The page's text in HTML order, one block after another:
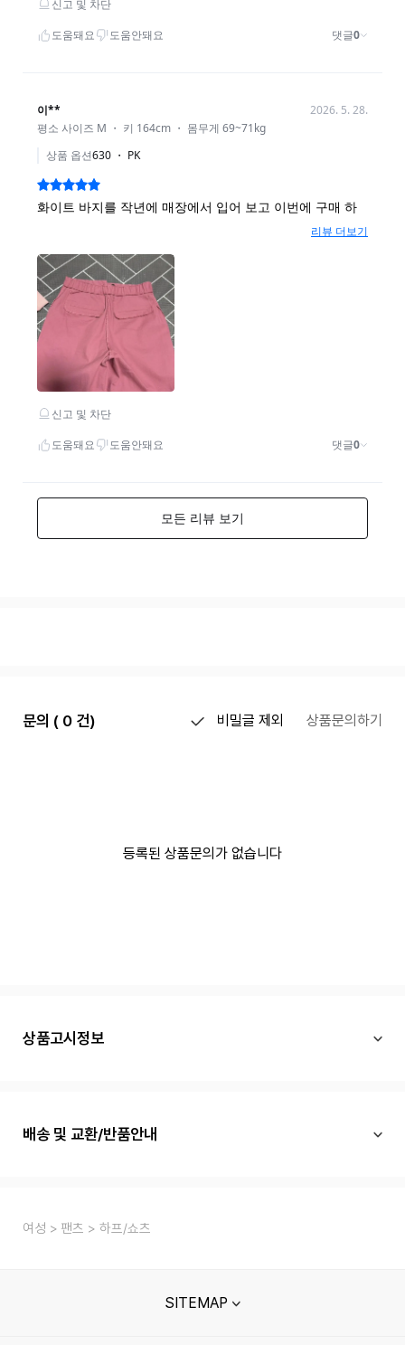
문의 ( 0 건) 비밀글 제외 상품문의하기
등록된 상품문의가 없습니다
상품고시정보
배송 및 교환/반품안내
여성 팬츠 하프/쇼츠
SITEMAP